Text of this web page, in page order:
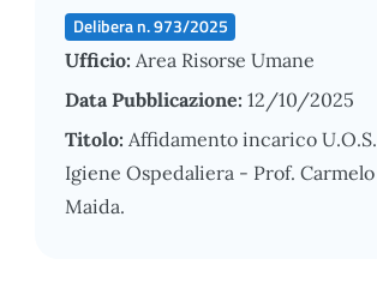
Delibera n. 973/2025
Ufficio: Area Risorse Umane
Data Pubblicazione: 12/10/2025
Titolo: Affidamento incarico
Igiene Ospedaliera - Prof.
Maida.